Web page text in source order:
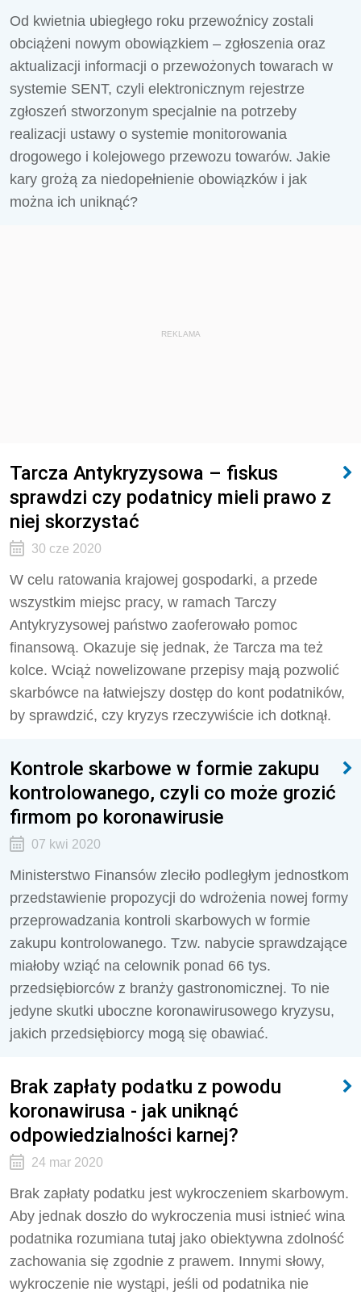
Od kwietnia ubiegłego roku przewoźnicy zostali
obciążeni nowym obowiązkiem – zgłoszenia oraz
aktualizacji informacji o przewożonych towarach w
systemie SENT, czyli elektronicznym rejestrze
zgłoszeń stworzonym specjalnie na potrzeby
realizacji ustawy o systemie monitorowania
drogowego i kolejowego przewozu towarów. Jakie
kary grożą za niedopełnienie obowiązków i jak
można ich uniknąć?
REKLAMA
Tarcza Antykryzysowa – fiskus
sprawdzi czy podatnicy mieli prawo z
niej skorzystać
30 cze 2020
W celu ratowania krajowej gospodarki, a przede
wszystkim miejsc pracy, w ramach Tarczy
Antykryzysowej państwo zaoferowało pomoc
finansową. Okazuje się jednak, że Tarcza ma też
kolce. Wciąż nowelizowane przepisy mają pozwolić
skarbówce na łatwiejszy dostęp do kont podatników,
by sprawdzić, czy kryzys rzeczywiście ich dotknął.
Kontrole skarbowe w formie zakupu
kontrolowanego, czyli co może grozić
firmom po koronawirusie
07 kwi 2020
Ministerstwo Finansów zleciło podległym jednostkom
przedstawienie propozycji do wdrożenia nowej formy
przeprowadzania kontroli skarbowych w formie
zakupu kontrolowanego. Tzw. nabycie sprawdzające
miałoby wziąć na celownik ponad 66 tys.
przedsiębiorców z branży gastronomicznej. To nie
jedyne skutki uboczne koronawirusowego kryzysu,
jakich przedsiębiorcy mogą się obawiać.
Brak zapłaty podatku z powodu
koronawirusa - jak uniknąć
odpowiedzialności karnej?
24 mar 2020
Brak zapłaty podatku jest wykroczeniem skarbowym.
Aby jednak doszło do wykroczenia musi istnieć wina
podatnika rozumiana tutaj jako obiektywna zdolność
zachowania się zgodnie z prawem. Innymi słowy,
wykroczenie nie wystąpi, jeśli od podatnika nie